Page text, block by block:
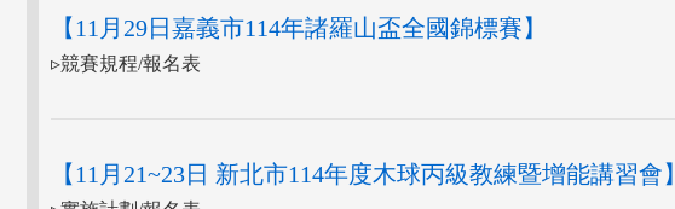
【11月29日嘉義市114年諸羅山盃全國錦標賽】
▹競賽規程/報名表
【11月21~23日 新北市114年度木球丙級教練暨增能講習會】